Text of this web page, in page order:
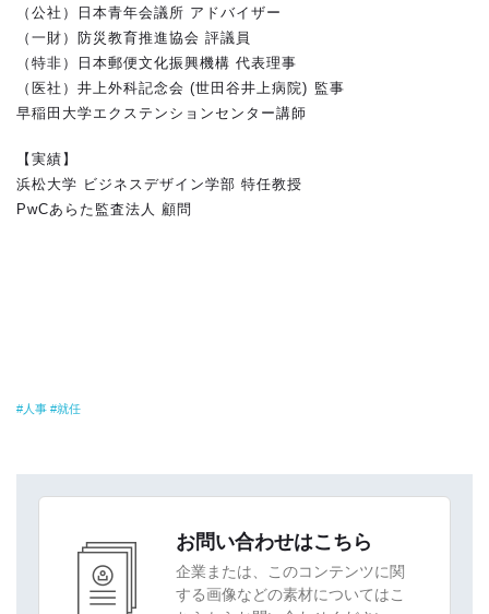
（公社）日本青年会議所 アドバイザー
（一財）防災教育推進協会 評議員
（特非）日本郵便文化振興機構 代表理事
（医社）井上外科記念会 (世田谷井上病院) 監事
早稲田大学エクステンションセンター講師
【実績】
浜松大学 ビジネスデザイン学部 特任教授
PwCあらた監査法人 顧問
人事 就任
お問い合わせはこちら
企業または、このコンテンツに関
する画像などの素材についてはこ